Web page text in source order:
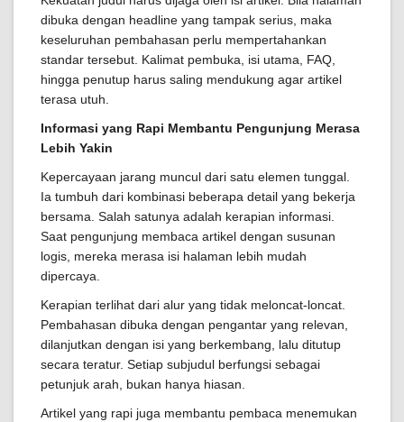
dibuka dengan headline yang tampak serius, maka
keseluruhan pembahasan perlu mempertahankan
standar tersebut. Kalimat pembuka, isi utama, FAQ,
hingga penutup harus saling mendukung agar artikel
terasa utuh.
Informasi yang Rapi Membantu Pengunjung Merasa
Lebih Yakin
Kepercayaan jarang muncul dari satu elemen tunggal.
Ia tumbuh dari kombinasi beberapa detail yang bekerja
bersama. Salah satunya adalah kerapian informasi.
Saat pengunjung membaca artikel dengan susunan
logis, mereka merasa isi halaman lebih mudah
dipercaya.
Kerapian terlihat dari alur yang tidak meloncat-loncat.
Pembahasan dibuka dengan pengantar yang relevan,
dilanjutkan dengan isi yang berkembang, lalu ditutup
secara teratur. Setiap subjudul berfungsi sebagai
petunjuk arah, bukan hanya hiasan.
Artikel yang rapi juga membantu pembaca menemukan